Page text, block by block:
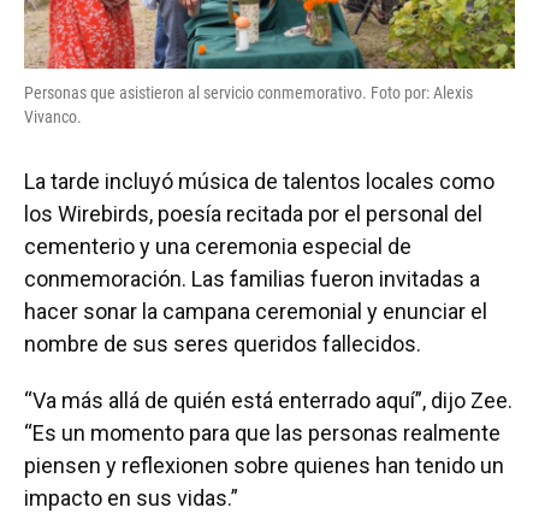
Personas que asistieron al servicio conmemorativo. Foto por: Alexis
Vivanco.
La tarde incluyó música de talentos locales como
los Wirebirds, poesía recitada por el personal del
cementerio y una ceremonia especial de
conmemoración. Las familias fueron invitadas a
hacer sonar la campana ceremonial y enunciar el
nombre de sus seres queridos fallecidos.
“Va más allá de quién está enterrado aquí”, dijo Zee.
“Es un momento para que las personas realmente
piensen y reflexionen sobre quienes han tenido un
impacto en sus vidas.”